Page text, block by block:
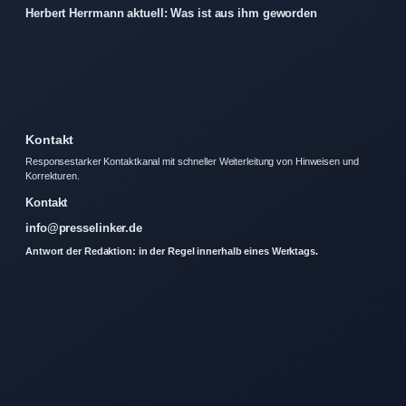
Herbert Herrmann aktuell: Was ist aus ihm geworden
Kontakt
Responsestarker Kontaktkanal mit schneller Weiterleitung von Hinweisen und
Korrekturen.
Kontakt
info@presselinker.de
Antwort der Redaktion: in der Regel innerhalb eines Werktags.